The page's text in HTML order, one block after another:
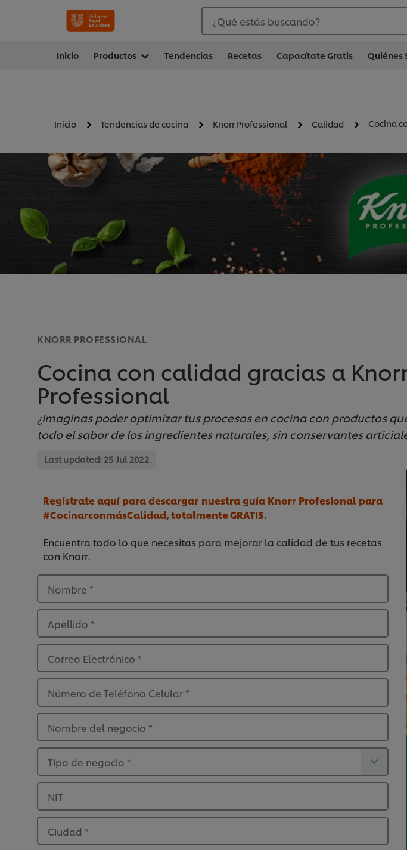
¿Qué estás buscando?
Inicio Productos Tendencias Recetas Capacítate Gratis Quiénes
Inicio Tendencias de cocina Knorr Professional Calidad Cocina
KNORR PROFESSIONAL
Cocina con calidad gracias a
Professional
¿Imaginas poder optimizar tus procesos en cocina con productos
todo el sabor de los ingredientes naturales, sin conservantes
Last updated: 25 Jul 2022
Regístrate aquí para descargar nuestra guía Knorr Profesional para
#CocinarconmásCalidad, totalmente GRATIS.
Encuentra todo lo que necesitas para mejorar la calidad de tus recetas
con Knorr.
Nombre *
Apellido *
Correo Electrónico *
Número de Teléfono Celular *
Nombre del negocio *
Tipo de negocio *
NIT
Ciudad *